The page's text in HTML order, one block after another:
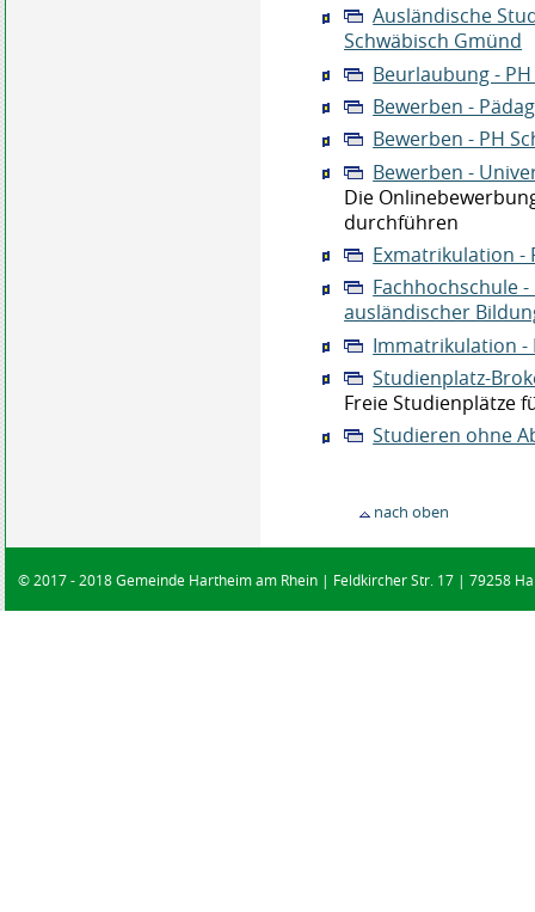
Ausländische
Schwäbisch Gmünd
Beurlaubung -
Bewerben -
Bewerben - PH
Bewerben -
Die
durchführen
Exmatrikulation -
Fachhochschule
ausländischer
Immatrikulation -
Studienplatz-
Freie Studienplätze
Studieren ohne
nach oben
© 2017 - 2018 Gemeinde Hartheim am Rhein | Feldkircher Str. 17 | 79258